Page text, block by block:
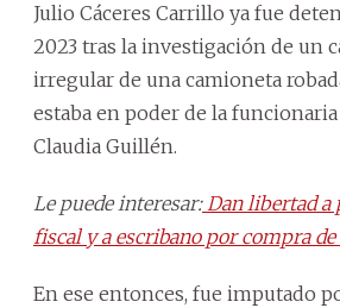
Julio Cáceres Carrillo ya fue
2023 tras la investigación de un
irregular de una camioneta
estaba en poder de la funcionaria
Claudia Guillén.
Le puede interesar:Dan libertad a
fiscal y a escribano por compra
En ese entonces, fue imputado